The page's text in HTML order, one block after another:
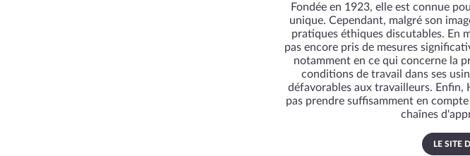
Fondée en 1923, elle est connue
unique. Cependant, malgré son
pratiques éthiques discutables. En
pas encore pris de mesures
notamment en ce qui concerne la
conditions de travail dans ses
défavorables aux travailleurs. Enfin,
pas prendre suffisamment en
chaînes
LE SITE